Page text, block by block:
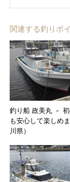
関連する釣りポ
釣り船 政美丸 －
も安心して楽しめ
川県）